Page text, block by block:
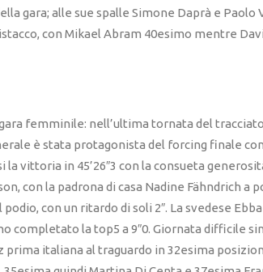
gara; alle sue spalle Simone Daprà e Paolo
con Mikael Abram 40esimo mentre
femminile: nell’ultima tornata del tracciato
è stata protagonista del forcing finale
vittoria in 45’26″3 con la consueta
con la padrona di casa Nadine Fähndrich a
con un ritardo di soli 2″. La svedese Ebba
completato la top5 a 9″0. Giornata difficile
italiana al traguardo in 32esima